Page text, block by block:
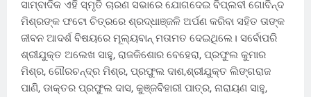
ସାମ୍ବାଦିକ ଏହି ସ୍ମୃତି ଚାରଣ ସଭାରେ ଯୋଗଦେଇ ବିପ୍ଲବୀ ଗୋବିନ୍ଦ
ମିଶ୍ରଙ୍କ ଫଟୋ ଚିତ୍ରରେ ଶ୍ରଦ୍ଧାଞ୍ଜଳି ଅର୍ପଣ କରିବା ସହିତ ତାଙ୍କ
ଜୀବନ ଆଦର୍ଶ ବିଷୟରେ ମୂଲ୍ୟବାନ୍ ମତାମତ ଦେଇଥିଲେ। ସର୍ବୋପରି
ଶ୍ରୀଯୁକ୍ତ ଅଲେଖ ସାହୁ, ରାଜକିଶୋର ବେହେରା, ପ୍ରଫୁଲ କୁମାର
ମିଶ୍ର, ଗୌରଚନ୍ଦ୍ର ମିଶ୍ର, ପ୍ରଫୁଲ ଦାଶ,ଶ୍ରୀଯୁକ୍ତ ଲିଙ୍ଗରାଜ
ପାଣି, ଡାକ୍ତର ପ୍ରଫୁଲ ଦାସ, କୁଞ୍ଜବିହାରୀ ପାତ୍ର, ନାରାୟଣ ସାହୁ,